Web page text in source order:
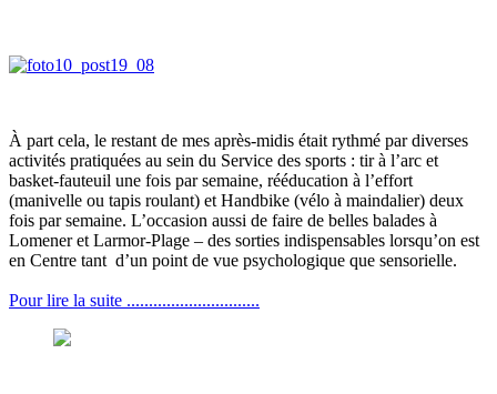
À part cela, le restant de mes après-midis était rythmé par diverses
activités pratiquées au sein du Service des sports : tir à l’arc et
basket-fauteuil une fois par semaine, rééducation à l’effort
(manivelle ou tapis roulant) et Handbike (vélo à maindalier) deux
fois par semaine. L’occasion aussi de faire de belles balades à
Lomener et Larmor-Plage – des sorties indispensables lorsqu’on est
en Centre tant d’un point de vue psychologique que sensorielle.
Pour lire la suite ..............................